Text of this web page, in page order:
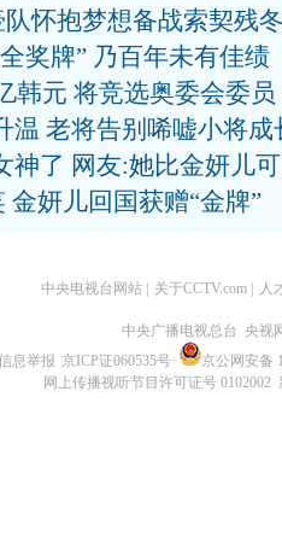
怀抱梦想备战索契残
奖牌” 乃百年未有佳绩
韩元 将竞选奥委会委员
温 老将告别唏嘘小将成
神了 网友:她比金妍儿
妍儿回国获赠“金牌”
中央电视台网站 关于CCTV.com 人
中央广播电视总台 央视
息举报 京ICP证060535号
京公网安备
网上传播视听节目许可证号 0102002